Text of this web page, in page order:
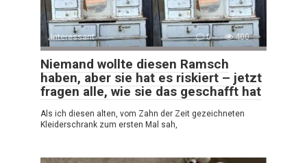
Interessant 0 400
Niemand wollte diesen Ramsch
haben, aber sie hat es riskiert – jetzt
fragen alle, wie sie das geschafft hat
Als ich diesen alten, vom Zahn der Zeit gezeichneten
Kleiderschrank zum ersten Mal sah,